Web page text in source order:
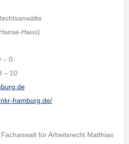
Haus)
– 0
– 10
hamburg.de/
für Arbeitsrecht Matthias